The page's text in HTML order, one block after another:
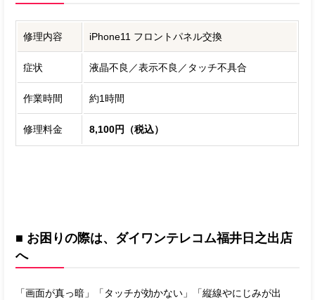
修理内容 iPhone11 フロントパネル交換
症状 液晶不良／表示不良／タッチ不具合
作業時間 約1時間
修理料金 8,100円（税込）
■ お困りの際は、ダイワンテレコム福井日之出店
へ
「画面が真っ暗」「タッチが効かない」「縦線やにじみが出